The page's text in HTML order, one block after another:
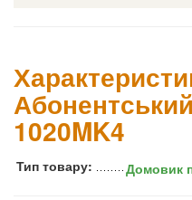
1020MK4
Тип товару: Домовик